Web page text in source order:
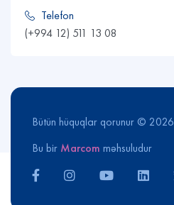
Telefon
(+994 12) 511 13 08
Bütün hüquqlar qorunur © 2026
Bu bir Marcom məhsuludur